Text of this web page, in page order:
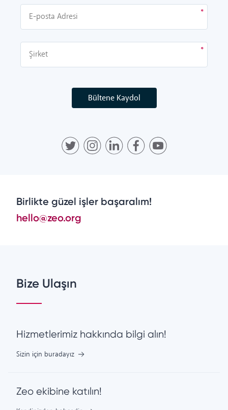
Bültene Kaydol
Birlikte güzel işler başaralım!
hello@zeo.org
Bize Ulaşın
Hizmetlerimiz hakkında bilgi alın!
Sizin için buradayız
Zeo ekibine katılın!